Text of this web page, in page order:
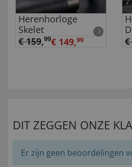
Herenhorloge
Skelet
€ 159,99€ 149,99
DIT ZEGGEN ONZE
Er zijn geen beoordelingen